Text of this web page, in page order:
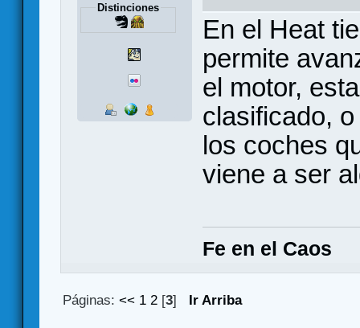
Distinciones
En el Heat
permite
el motor,
clasificado,
los coches
viene a ser
Fe en el Caos
Páginas:<< 1 2 [3] Ir Arriba